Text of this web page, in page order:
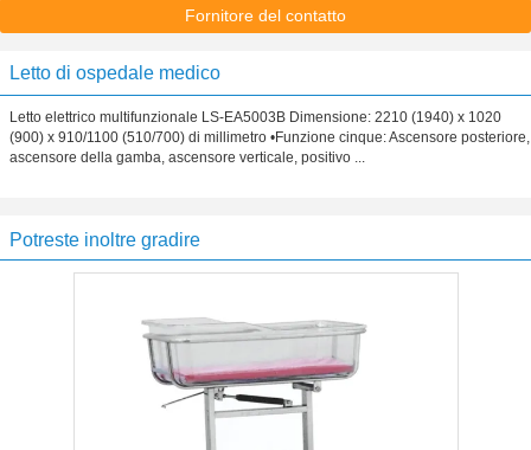
Fornitore del contatto
Letto di ospedale medico
Letto elettrico multifunzionale LS-EA5003B Dimensione: 2210 (1940) x 1020
(900) x 910/1100 (510/700) di millimetro •Funzione cinque: Ascensore posteriore,
ascensore della gamba, ascensore verticale, positivo ...
Potreste inoltre gradire